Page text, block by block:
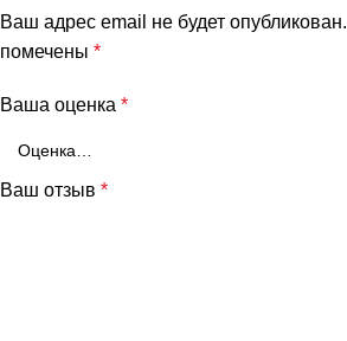
Ваш адрес email не будет опубликован.
помечены *
Ваша оценка *
Ваш отзыв *